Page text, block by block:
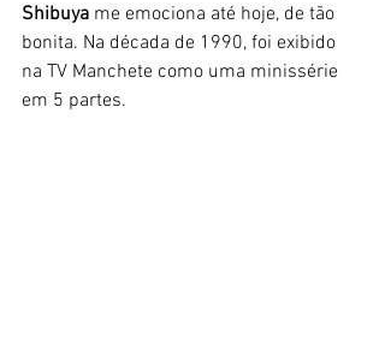
Shibuya me emociona até hoje, de tão
bonita. Na década de 1990, foi exibido
na TV Manchete como uma minissérie
em 5 partes.